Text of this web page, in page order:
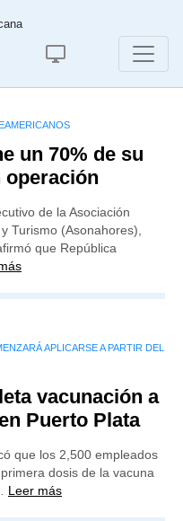
un 70% de su
operación
de la Asociación
Turismo (Asonahores),
que República
APLICARSE A PARTIR DEL
vacunación a
Puerto Plata
que los 2,500 empleados
dosis de la vacuna
Leer más